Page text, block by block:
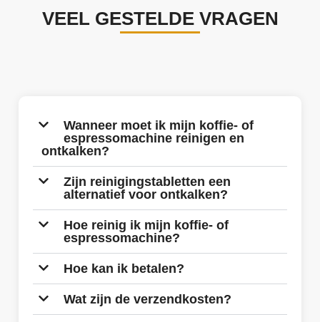
VEEL GESTELDE VRAGEN
Wanneer moet ik mijn koffie- of
espressomachine reinigen en
ontkalken?
Zijn reinigingstabletten een
alternatief voor ontkalken?
Hoe reinig ik mijn koffie- of
espressomachine?
Hoe kan ik betalen?
Wat zijn de verzendkosten?